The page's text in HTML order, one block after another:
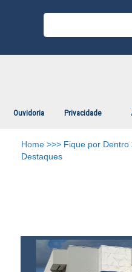
Ouvidoria Privacidade
Home >>> Fique por Dentro
Destaques